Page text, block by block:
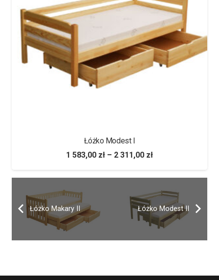
Łóżko Modest I
1 583,00 zł – 2 311,00 zł
Łóżko Makary II Łóżko Modest II